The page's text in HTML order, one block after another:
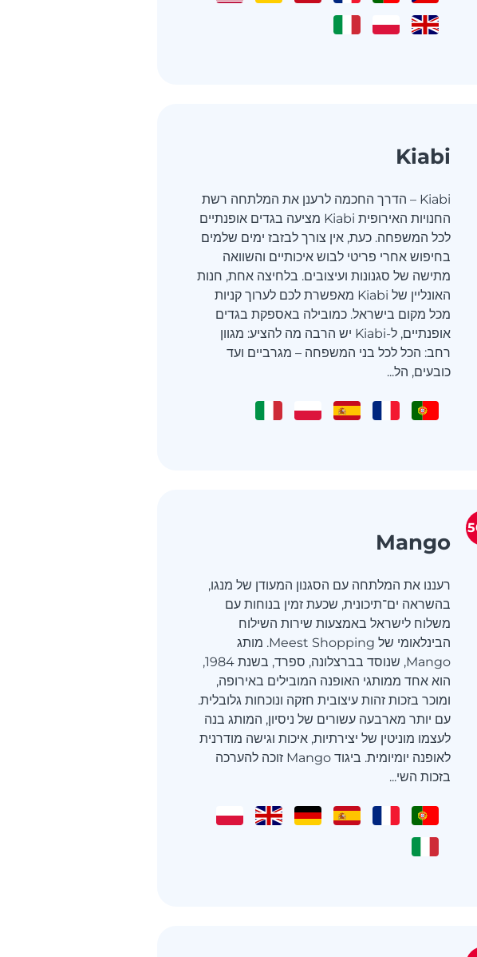
Kiabi
Kiabi – הדרך החכמה לרענן את המלתחה רשת
החנויות האירופית Kiabi מציעה בגדים אופנתיים
לכל המשפחה. כעת, אין צורך לבזבז ימים שלמים
בחיפוש אחרי פריטי לבוש איכותיים והשוואה
מתישה של סגנונות ועיצובים. בלחיצה אחת, חנות
האונליין של Kiabi מאפשרת לכם לערוך קניות
מכל מקום בישראל. כמובילה באספקת בגדים
אופנתיים, ל-Kiabi יש הרבה מה להציע: מגוון
רחב: הכל לכל בני המשפחה – מגרביים ועד
כובעים, הל...
Mango
רעננו את המלתחה עם הסגנון המעודן של מנגו,
בהשראה ים־תיכונית, שכעת זמין בנוחות עם
משלוח לישראל באמצעות שירות השילוח
הבינלאומי של Meest Shopping. מותג
Mango, שנוסד בברצלונה, ספרד, בשנת 1984,
הוא אחד ממותגי האופנה המובילים באירופה,
ומוכר בזכות זהות עיצובית חזקה ונוכחות גלובלית.
עם יותר מארבעה עשורים של ניסיון, המותג בנה
לעצמו מוניטין של יצירתיות, איכות וגישה מודרנית
לאופנה יומיומית. ביגוד Mango זוכה להערכה
בזכות השי...